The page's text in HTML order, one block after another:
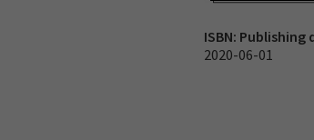
ISBN: Publishing
2020-06-01